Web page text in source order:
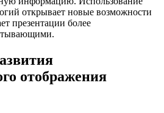
открывает новые возможности
презентации более
отображения